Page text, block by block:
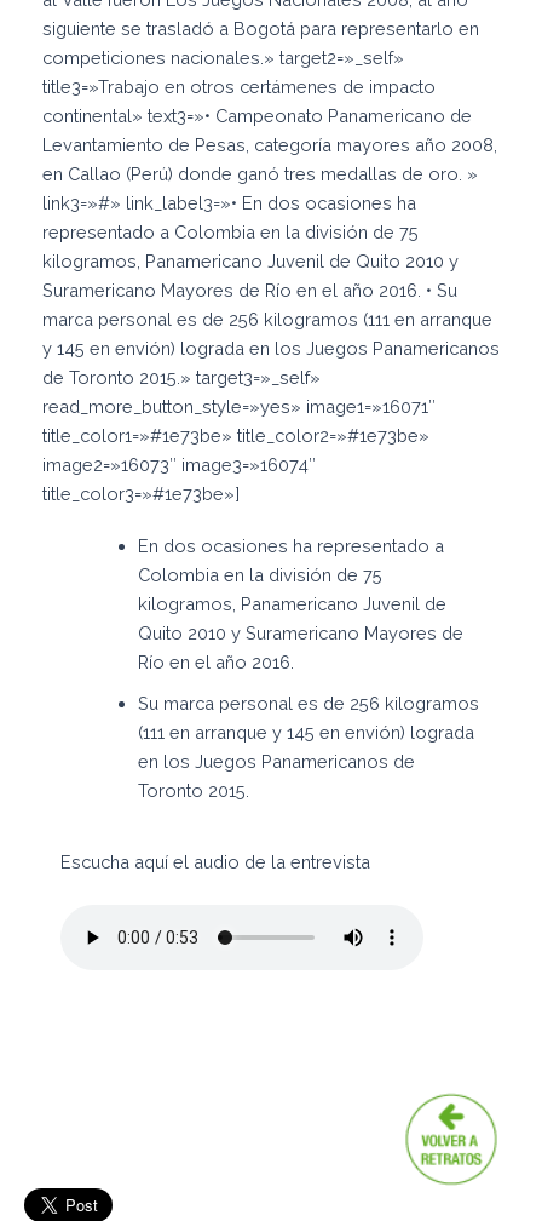
siguiente se trasladó a Bogotá para representarlo en
competiciones nacionales.» target2=»_self»
title3=»Trabajo en otros certámenes de impacto
continental» text3=»• Campeonato Panamericano de
Levantamiento de Pesas, categoría mayores año 2008,
en Callao (Perú) donde ganó tres medallas de oro. »
link3=»#» link_label3=»• En dos ocasiones ha
representado a Colombia en la división de 75
kilogramos, Panamericano Juvenil de Quito 2010 y
Suramericano Mayores de Río en el año 2016. • Su
marca personal es de 256 kilogramos (111 en arranque
y 145 en envión) lograda en los Juegos Panamericanos
de Toronto 2015.» target3=»_self»
read_more_button_style=»yes» image1=»16071″
title_color1=»#1e73be» title_color2=»#1e73be»
image2=»16073″ image3=»16074″
title_color3=»#1e73be»]
En dos ocasiones ha representado a
Colombia en la división de 75
kilogramos, Panamericano Juvenil de
Quito 2010 y Suramericano Mayores de
Río en el año 2016.
Su marca personal es de 256 kilogramos
(111 en arranque y 145 en envión) lograda
en los Juegos Panamericanos de
Toronto 2015.
Escucha aquí el audio de la entrevista